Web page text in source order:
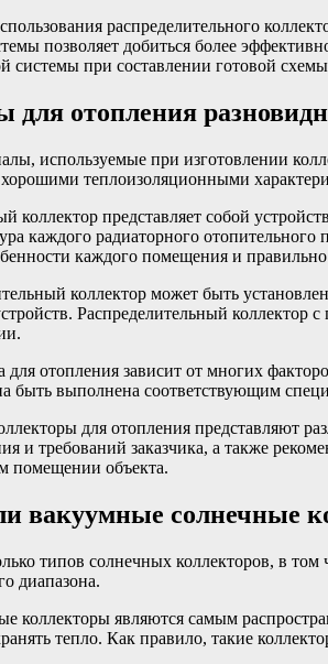
распределительного
позволяет добиться более
системы при составлении готовой
для отопления
используемые при изготовлении
теплоизоляционными
коллектор представляет собой
каждого радиаторного
каждого помещения и
коллектор может быть
Распределительный коллектор
для отопления зависит от многих
быть выполнена соответствующим
для отопления представляют
и требований заказчика, а также
помещении объекта.
вакуумные солнечные
типов солнечных коллекторов, в
диапазона.
коллекторы являются самым
тепло. Как правило, такие